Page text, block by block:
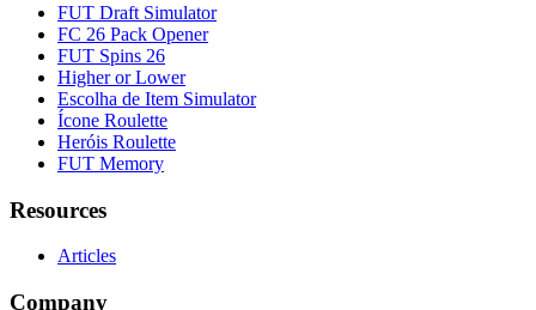
FUT Draft Simulator
FC 26 Pack Opener
FUT Spins 26
Higher or Lower
Escolha de Item Simulator
Ícone Roulette
Heróis Roulette
FUT Memory
Resources
Articles
Company